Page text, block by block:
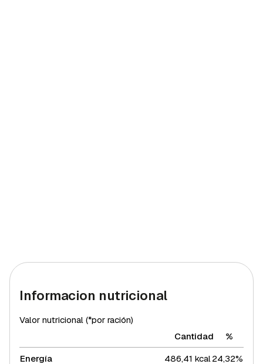
Informacion nutricional
Valor nutricional (*por ración)
Cantidad
%
Energía
486,41 kcal24,32%